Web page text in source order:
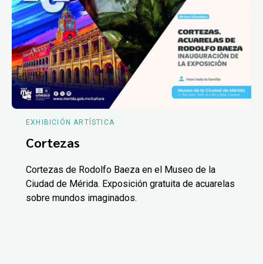
EXHIBICIÓN ARTÍSTICA
Cortezas
Cortezas de Rodolfo Baeza en el Museo de la
Ciudad de Mérida. Exposición gratuita de acuarelas
sobre mundos imaginados.